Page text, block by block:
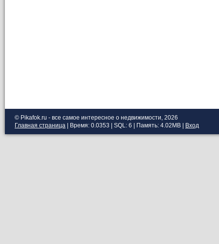
© Pikafok.ru - все самое интересное о недвижимости, 2026
Главная страница | Время: 0.0353 | SQL: 6 | Память: 4.02MB Вход